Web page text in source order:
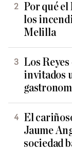
Por qué el
los
Melilla
Los
invitados
El
Jaume
sociedad